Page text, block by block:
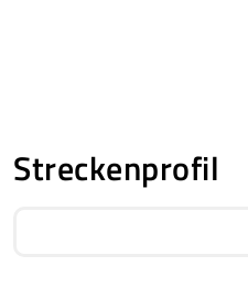
Streckenprofil